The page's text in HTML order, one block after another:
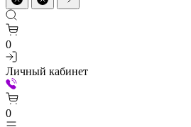
0
Личный кабинет
0